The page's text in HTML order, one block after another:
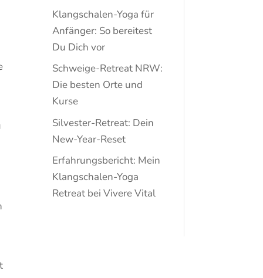
Klangschalen-Yoga für
Anfänger: So bereitest
Du Dich vor
Schweige-Retreat NRW:
Die besten Orte und
Kurse
Silvester-Retreat: Dein
New-Year-Reset
Erfahrungsbericht: Mein
Klangschalen-Yoga
Retreat bei Vivere Vital